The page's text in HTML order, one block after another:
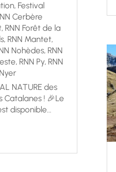
, Festival
Cerbère
, RNN Forêt de la
, RNN Mantet,
Nohèdes, RNN
, RNN Py, RNN
NATURE des
Catalanes ! 🎉Le
disponible...